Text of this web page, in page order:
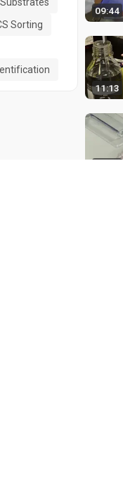
Sorting
09:44
11:13